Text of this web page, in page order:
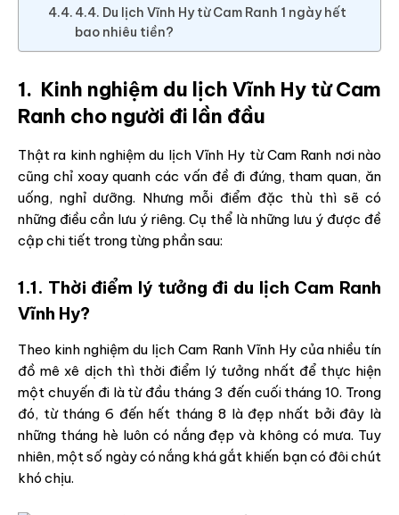
4.4. Du lịch Vĩnh Hy từ Cam Ranh 1 ngày hết
bao nhiêu tiền?
1. Kinh nghiệm du lịch Vĩnh Hy từ Cam
Ranh cho người đi lần đầu
Thật ra kinh nghiệm du lịch Vĩnh Hy từ Cam Ranh nơi nào
cũng chỉ xoay quanh các vấn đề đi đứng, tham quan, ăn
uống, nghỉ dưỡng. Nhưng mỗi điểm đặc thù thì sẽ có
những điều cần lưu ý riêng. Cụ thể là những lưu ý được đề
cập chi tiết trong từng phần sau:
1.1. Thời điểm lý tưởng đi du lịch Cam Ranh
Vĩnh Hy?
Theo kinh nghiệm du lịch Cam Ranh Vĩnh Hy của nhiều tín
đồ mê xê dịch thì thời điểm lý tưởng nhất để thực hiện
một chuyến đi là từ đầu tháng 3 đến cuối tháng 10. Trong
đó, từ tháng 6 đến hết tháng 8 là đẹp nhất bởi đây là
những tháng hè luôn có nắng đẹp và không có mưa. Tuy
nhiên, một số ngày có nắng khá gắt khiến bạn có đôi chút
khó chịu.